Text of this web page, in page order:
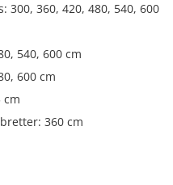
300, 360, 420, 480, 540, 600
540, 600 cm
600 cm
cm
360 cm